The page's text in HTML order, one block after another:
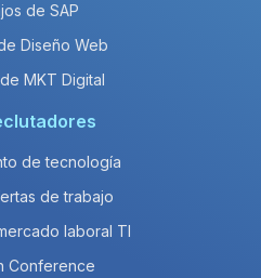
de SAP
Diseño Web
MKT Digital
de tecnología
de trabajo
laboral TI
Conference